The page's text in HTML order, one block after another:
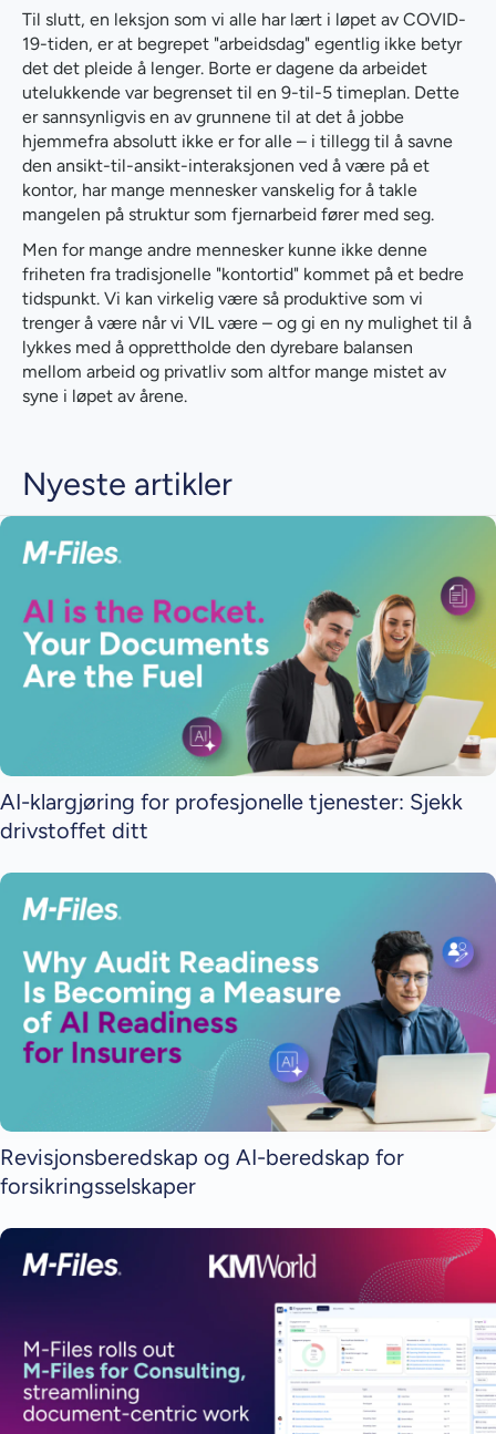
Til slutt, en leksjon som vi alle har lært i løpet av COVID-
19-tiden, er at begrepet "arbeidsdag" egentlig ikke betyr
det det pleide å lenger. Borte er dagene da arbeidet
utelukkende var begrenset til en 9-til-5 timeplan. Dette
er sannsynligvis en av grunnene til at det å jobbe
hjemmefra absolutt ikke er for alle – i tillegg til å savne
den ansikt-til-ansikt-interaksjonen ved å være på et
kontor, har mange mennesker vanskelig for å takle
mangelen på struktur som fjernarbeid fører med seg.
Men for mange andre mennesker kunne ikke denne
friheten fra tradisjonelle "kontortid" kommet på et bedre
tidspunkt. Vi kan virkelig være så produktive som vi
trenger å være når vi VIL være – og gi en ny mulighet til å
lykkes med å opprettholde den dyrebare balansen
mellom arbeid og privatliv som altfor mange mistet av
syne i løpet av årene.
Nyeste artikler
AI-klargjøring for profesjonelle tjenester: Sjekk
drivstoffet ditt
Revisjonsberedskap og AI-beredskap for
forsikringsselskaper